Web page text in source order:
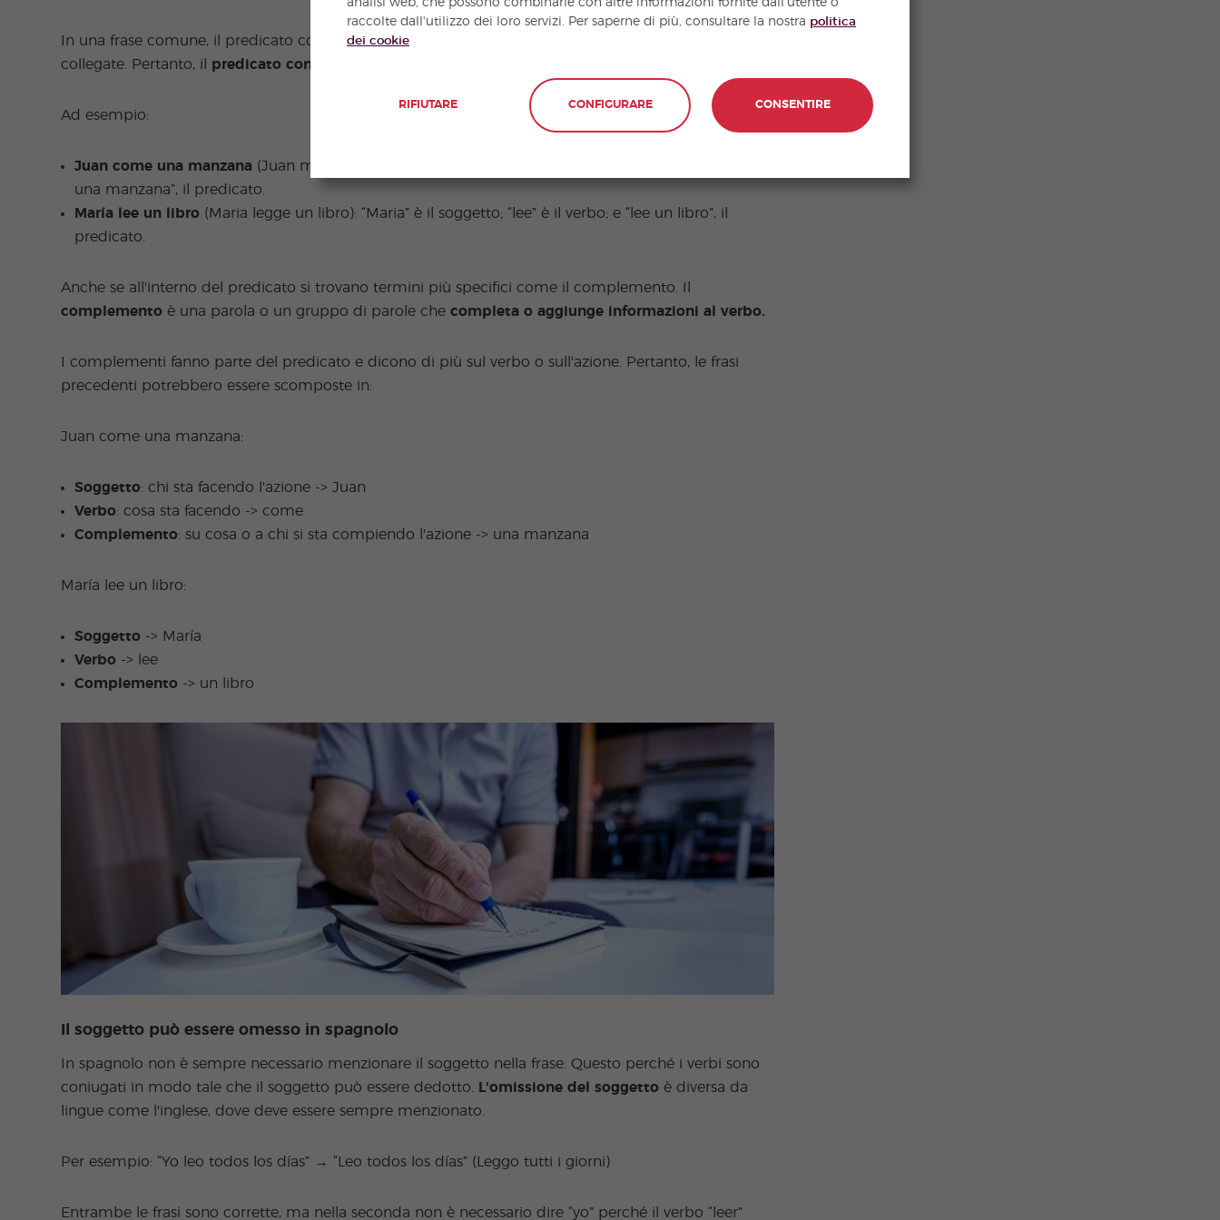
In una frase comune, il predicato comprende l'azione del verbo e le informazioni aggiuntive ad esso
collegate. Pertanto, il predicato contiene sempre il verbo e i diversi complementi
Ad esempio:
Juan come una manzana (Juan mangia una mela): “Juan” è il soggetto; “come” il verbo; e “come
una manzana”, il predicato.
María lee un libro (Maria legge un libro): “Maria” è il soggetto; “lee” è il verbo; e “lee un libro”, il
predicato.
Anche se all'interno del predicato si trovano termini più specifici come il complemento. Il
complemento è una parola o un gruppo di parole checompleta o aggiunge informazioni al verbo.
I complementi fanno parte del predicato e dicono di più sul verbo o sull'azione. Pertanto, le frasi
precedenti potrebbero essere scomposte in:
Juan come una manzana:
Soggetto: chi sta facendo l'azione -> Juan
Verbo: cosa sta facendo -> come
Complemento: su cosa o a chi si sta compiendo l'azione -> una manzana
María lee un libro:
Soggetto -> María
Verbo -> lee
Complemento -> un libro
Il soggetto può essere omesso in spagnolo
In spagnolo non è sempre necessario menzionare il soggetto nella frase. Questo perché i verbi sono
coniugati in modo tale che il soggetto può essere dedotto.
L'omissione del soggetto è diversa da
lingue come l'inglese, dove deve essere sempre menzionato.
Per esempio: “Yo leo todos los días” → “Leo todos los días” (Leggo tutti i giorni)
Entrambe le frasi sono corrette, ma nella seconda non è necessario dire “yo” perché il verbo “leer”
raccolte dall'utilizzo dei loro servizi. Per saperne di più, consultare la nostra politica
dei cookie
RIFIUTARE CONFIGURARE CONSENTIRE